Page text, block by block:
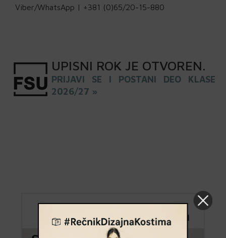
Viber/WhatsApp | +381 (0)65/20-15-880
UPISNI ROK JE OTVOREN.
PRIJAVI SE I POSTANI DEO KLASE
2026/27 »